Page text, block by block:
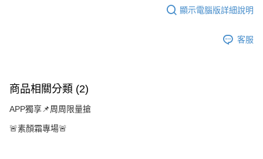
顯示電腦版詳細說明
客服
商品相關分類 (2)
APP獨享📌周周限量搶
🚨素顏霜專場🚨